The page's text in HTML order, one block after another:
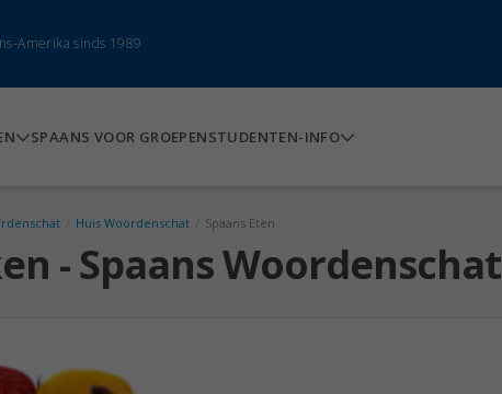
Amerika sinds 1989
SPAANS VOOR GROEPENSTUDENTEN-INFO
Huis Woordenschat Spaans Eten
- Spaans Woordenschat